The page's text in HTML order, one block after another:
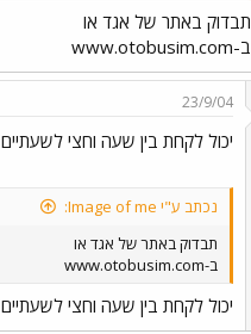
תבדוק באתר של אגד או
ב-www.otobusim.com
23/9/04
יכול לקחת בין שעה וחצי לשעתיים
נכתב ע"י Image of me:
תבדוק באתר של אגד או
ב-www.otobusim.com
יכול לקחת בין שעה וחצי לשעתיים